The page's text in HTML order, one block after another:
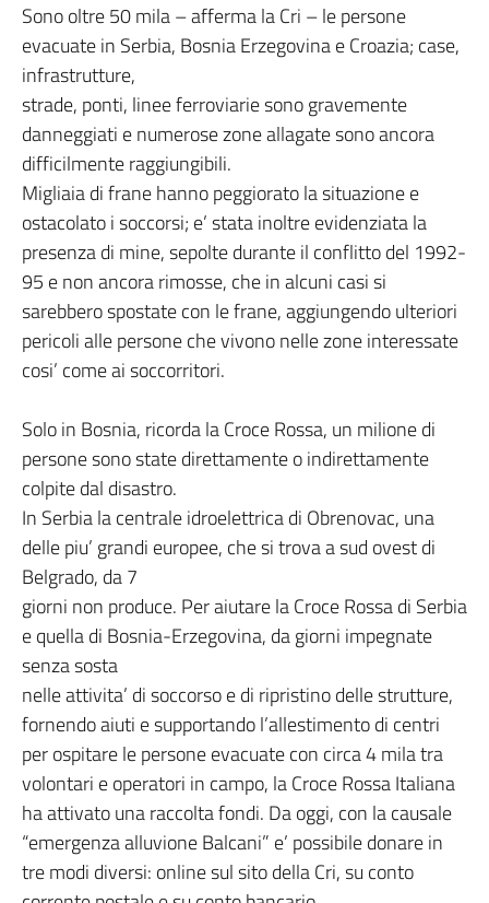
Sono oltre 50 mila – afferma la Cri – le persone
evacuate in Serbia, Bosnia Erzegovina e Croazia; case,
infrastrutture,
strade, ponti, linee ferroviarie sono gravemente
danneggiati e numerose zone allagate sono ancora
difficilmente raggiungibili.
Migliaia di frane hanno peggiorato la situazione e
ostacolato i soccorsi; e’ stata inoltre evidenziata la
presenza di mine, sepolte durante il conflitto del 1992-
95 e non ancora rimosse, che in alcuni casi si
sarebbero spostate con le frane, aggiungendo ulteriori
pericoli alle persone che vivono nelle zone interessate
cosi’ come ai soccorritori.
Solo in Bosnia, ricorda la Croce Rossa, un milione di
persone sono state direttamente o indirettamente
colpite dal disastro.
In Serbia la centrale idroelettrica di Obrenovac, una
delle piu’ grandi europee, che si trova a sud ovest di
Belgrado, da 7
giorni non produce. Per aiutare la Croce Rossa di Serbia
e quella di Bosnia-Erzegovina, da giorni impegnate
senza sosta
nelle attivita’ di soccorso e di ripristino delle strutture,
fornendo aiuti e supportando l’allestimento di centri
per ospitare le persone evacuate con circa 4 mila tra
volontari e operatori in campo, la Croce Rossa Italiana
ha attivato una raccolta fondi. Da oggi, con la causale
“emergenza alluvione Balcani” e’ possibile donare in
tre modi diversi: online sul sito della Cri, su conto